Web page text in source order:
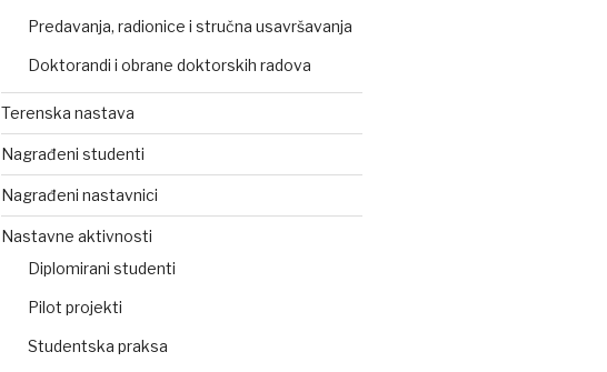
Predavanja, radionice i stručna usavršavanja
Doktorandi i obrane doktorskih radova
Terenska nastava
Nagrađeni studenti
Nagrađeni nastavnici
Nastavne aktivnosti
Diplomirani studenti
Pilot projekti
Studentska praksa